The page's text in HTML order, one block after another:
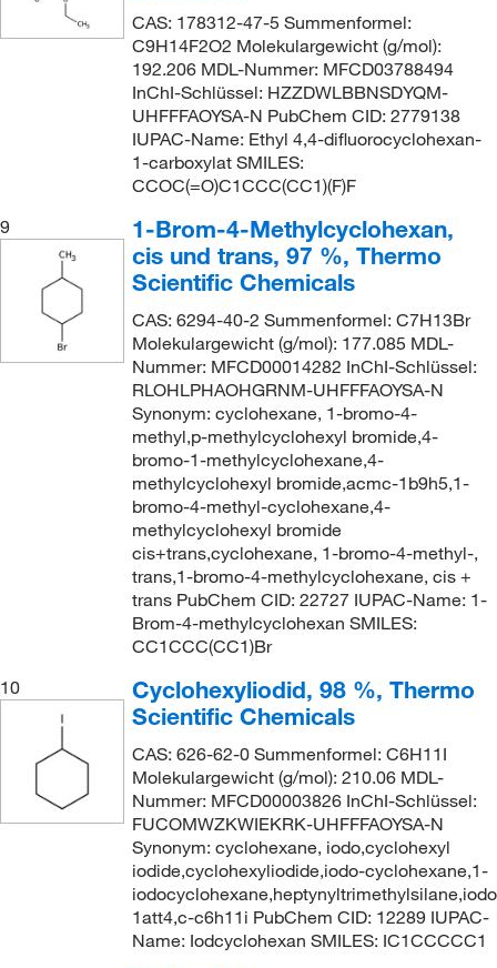
CAS: 178312-47-5 Summenformel:
C9H14F2O2 Molekulargewicht (g/mol):
192.206 MDL-Nummer: MFCD03788494
InChI-Schlüssel: HZZDWLBBNSDYQM-
UHFFFAOYSA-N PubChem CID: 2779138
IUPAC-Name: Ethyl 4,4-difluorocyclohexan-
1-carboxylat SMILES:
CCOC(=O)C1CCC(CC1)(F)F
9
1-Brom-4-Methylcyclohexan,
cis und trans, 97 %, Thermo
Scientific Chemicals
CAS: 6294-40-2 Summenformel: C7H13Br
Molekulargewicht (g/mol): 177.085 MDL-
Nummer: MFCD00014282 InChI-Schlüssel:
RLOHLPHAOHGRNM-UHFFFAOYSA-N
Synonym: cyclohexane, 1-bromo-4-
methyl,p-methylcyclohexyl bromide,4-
bromo-1-methylcyclohexane,4-
methylcyclohexyl bromide,acmc-1b9h5,1-
bromo-4-methyl-cyclohexane,4-
methylcyclohexyl bromide
cis+trans,cyclohexane, 1-bromo-4-methyl-,
trans,1-bromo-4-methylcyclohexane, cis +
trans PubChem CID: 22727 IUPAC-Name: 1-
Brom-4-methylcyclohexan SMILES:
CC1CCC(CC1)Br
10
Cyclohexyliodid, 98 %, Thermo
Scientific Chemicals
CAS: 626-62-0 Summenformel: C6H11I
Molekulargewicht (g/mol): 210.06 MDL-
Nummer: MFCD00003826 InChI-Schlüssel:
FUCOMWZKWIEKRK-UHFFFAOYSA-N
Synonym: cyclohexane, iodo,cyclohexyl
iodide,cyclohexyliodide,iodo-cyclohexane,1-
1att4,c-c6h11i PubChem CID: 12289 IUPAC-
Name: Iodcyclohexan SMILES: IC1CCCCC1